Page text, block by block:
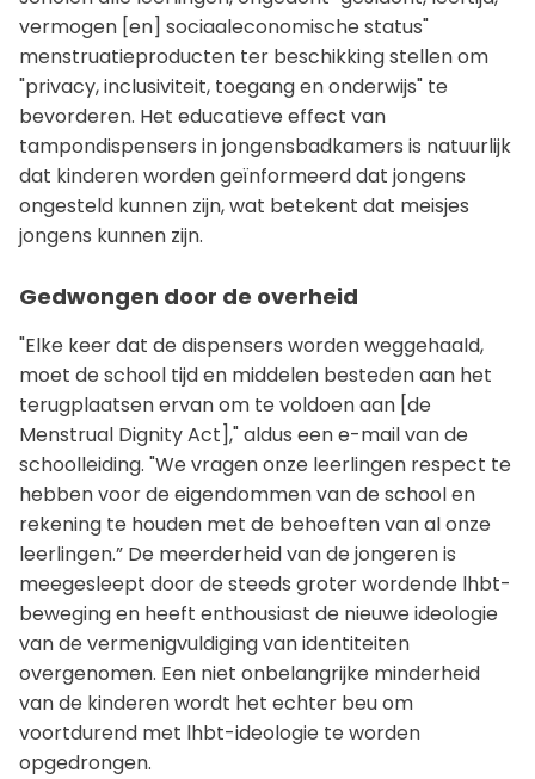
vermogen [en] sociaaleconomische status"
menstruatieproducten ter beschikking stellen om
"privacy, inclusiviteit, toegang en onderwijs" te
bevorderen. Het educatieve effect van
tampondispensers in jongensbadkamers is natuurlijk
dat kinderen worden geïnformeerd dat jongens
ongesteld kunnen zijn, wat betekent dat meisjes
jongens kunnen zijn.
Gedwongen door de overheid
"Elke keer dat de dispensers worden weggehaald,
moet de school tijd en middelen besteden aan het
terugplaatsen ervan om te voldoen aan [de
Menstrual Dignity Act]," aldus een e-mail van de
schoolleiding. "We vragen onze leerlingen respect te
hebben voor de eigendommen van de school en
rekening te houden met de behoeften van al onze
leerlingen.” De meerderheid van de jongeren is
meegesleept door de steeds groter wordende lhbt-
beweging en heeft enthousiast de nieuwe ideologie
van de vermenigvuldiging van identiteiten
overgenomen. Een niet onbelangrijke minderheid
van de kinderen wordt het echter beu om
voortdurend met lhbt-ideologie te worden
opgedrongen.